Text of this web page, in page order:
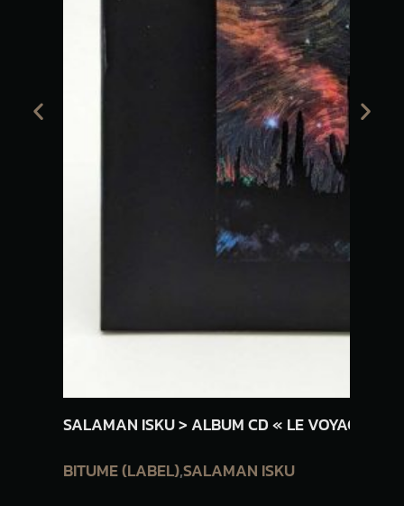
SALAMAN ISKU > ALBUM CD « LE VOYAGE
BITUME (LABEL),SALAMAN ISKU